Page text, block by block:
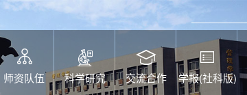
师资队伍 科学研究 交流合作 学报(社科版)